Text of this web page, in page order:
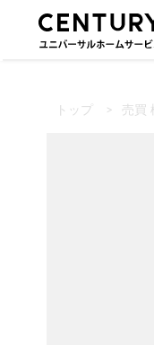
トップ > 売買